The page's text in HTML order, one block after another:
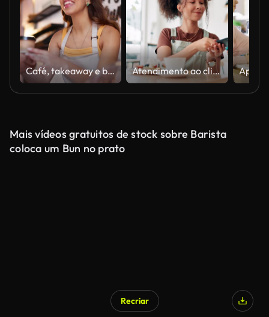
Café, takeaway e barista dando ordem em café com serviço feliz, hospitalidade e mulher em pequenos negócios. Varejo, padaria e servidor pela manhã com venda de café expresso, café com leite ou chá verde no cardápio Atendimento ao cliente, café e pagamento por telefone para waffles, comida e café da manhã com máquina POS e mãos de garçom. Jovem mulher africana com toque móvel ou transação digital em pequena empresa ou cafeteria
Mais vídeos gratuitos de stock sobre Barista
coloca um Bun no prato
Recriar